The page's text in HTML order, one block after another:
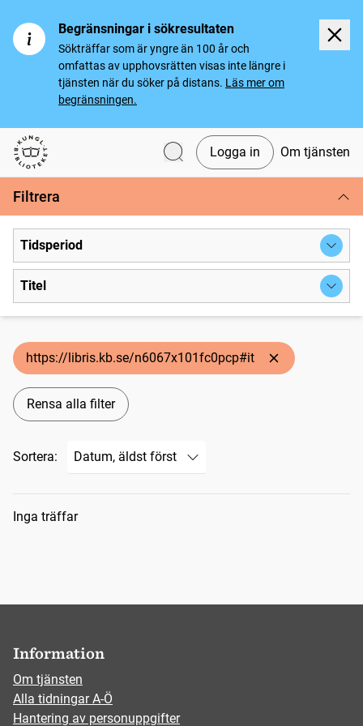
Begränsningar i sökresultaten
Sökträffar som är yngre än 100 år och
omfattas av upphovsrätten visas inte längre i
tjänsten när du söker på distans. Läs mer om
begränsningen.
Svenska tidningar
Logga in Om tjänsten
Filtrera
Tidsperiod
Titel
https://libris.kb.se/n6067x101fc0pcp#it
Rensa alla filter
Sortera:
Sökresultat
Inga träffar
Information
Om tjänsten
Alla tidningar A-Ö
Hantering av personuppgifter